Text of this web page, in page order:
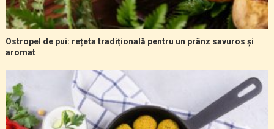
Ostropel de pui: rețeta tradițională pentru un prânz savuros și
aromat